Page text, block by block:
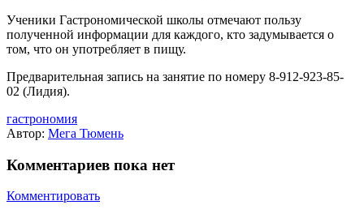
Ученики Гастрономической школы отмечают пользу
полученной информации для каждого, кто задумывается о
том, что он употребляет в пищу.
Предварительная запись на занятие по номеру 8-912-923-85-
02 (Лидия).
гастрономия
Автор: Мега Тюмень
Комментариев пока нет
Комментировать